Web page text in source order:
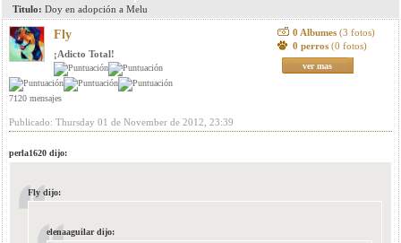
Titulo: Doy en adopción a Melu
Fly
¡Adicto Total!
7120 mensajes
0 Albumes (3 fotos)
0 perros (0 fotos)
ver mas
Publicado: Thursday 01 de November de 2012, 23:39
perla1620 dijo:
Fly dijo:
elenaaguilar dijo: